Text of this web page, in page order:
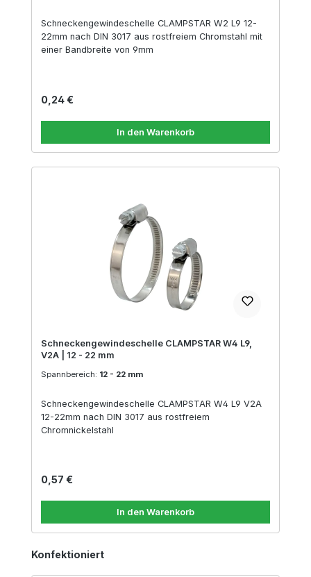
Schneckengewindeschelle CLAMPSTAR W2 L9 12-
22mm nach DIN 3017 aus rostfreiem Chromstahl mit
einer Bandbreite von 9mm
Regulärer Preis:
0,24 €
In den Warenkorb
Schneckengewindeschelle CLAMPSTAR W4 L9,
V2A | 12 - 22 mm
Spannbereich: 12 - 22 mm
Schneckengewindeschelle CLAMPSTAR W4 L9 V2A
12-22mm nach DIN 3017 aus rostfreiem
Chromnickelstahl
Regulärer Preis:
0,57 €
In den Warenkorb
Produktgalerie überspringen
Konfektioniert